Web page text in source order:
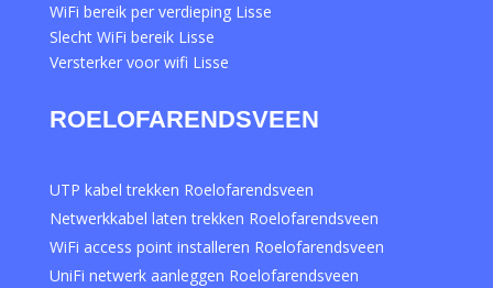
WiFi bereik per verdieping Lisse
Slecht WiFi bereik Lisse
Versterker voor wifi Lisse
ROELOFARENDSVEEN
UTP kabel trekken Roelofarendsveen
Netwerkkabel laten trekken Roelofarendsveen
WiFi access point installeren Roelofarendsveen
UniFi netwerk aanleggen Roelofarendsveen